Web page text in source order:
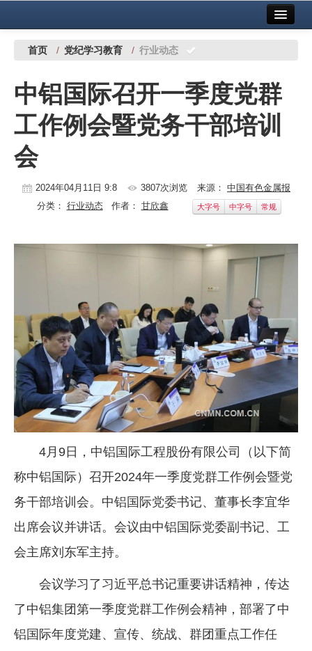
中国有色金属报社主办 广告服务
铜镍铅锌
稀有稀土
有色市场
科技
镁钛
企业文化
《资源再生》杂志
行情报价
数字报
首页 / 党纪学习教育 / 行业动态
中铝国际召开一季度党群
工作例会暨党务干部培训
会
2024年04月11日 9:8 3807次浏览 来源： 中国有色金属报
分类： 行业动态作者： 甘欣鑫 大字号 中字号 常规
4月9日，中铝国际工程股份有限公司（以下简
称中铝国际）召开2024年一季度党群工作例会暨党
务干部培训会。中铝国际党委书记、董事长李宜华
出席会议并讲话。会议由中铝国际党委副书记、工
会主席刘东军主持。
会议学习了习近平总书记重要讲话精神，传达
了中铝集团第一季度党群工作例会精神，部署了中
铝国际年度党建、宣传、统战、群团重点工作任